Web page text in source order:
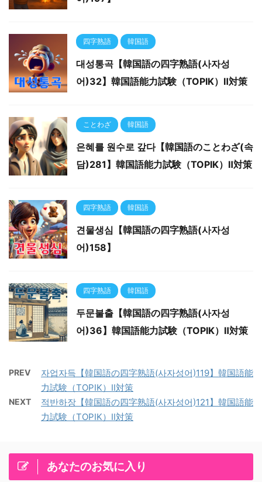
四字熟語 韓国語
대성통곡【韓国語の四字熟語(사자성
어)32】韓国語能力試験（TOPIK）Ⅱ対策
ことわざ 韓国語
은혜를 원수로 갚다【韓国語のことわざ(속
담)281】韓国語能力試験（TOPIK）Ⅱ対策
四字熟語 韓国語
견물생심【韓国語の四字熟語(사자성
어)158】
四字熟語 韓国語
두문불출【韓国語の四字熟語(사자성
어)36】韓国語能力試験（TOPIK）Ⅱ対策
PREV
자업자득【韓国語の四字熟語(사자성어)119】韓国語能
力試験（TOPIK）Ⅱ対策
NEXT
적반하장【韓国語の四字熟語(사자성어)121】韓国語能
力試験（TOPIK）Ⅱ対策
あなたのお気に入り